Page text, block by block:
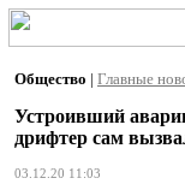
Общество | Главные
Устроивший
дрифтер сам
03.12.20 11:03